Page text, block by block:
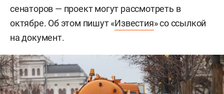
сенаторов — проект могут рассмотреть в
октябре. Об этом пишут «Известия» со ссылкой
на документ.